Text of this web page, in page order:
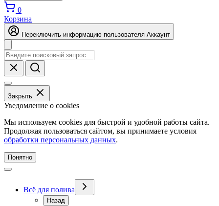
0
Корзина
Переключить информацию пользователя Аккаунт
Закрыть
Уведомление о cookies
Мы используем cookies для быстрой и удобной работы сайта.
Продолжая пользоваться сайтом, вы принимаете условия
обработки персональных данных.
Понятно
Всё для полива
Назад